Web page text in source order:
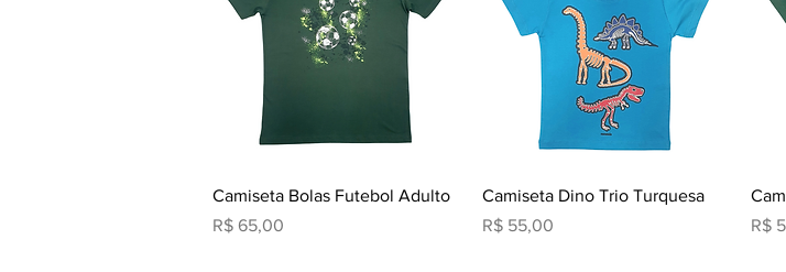
Visualização rápida
Camiseta Bolas Futebol Adulto
Preço
R$ 65,00
Visualização rápida
Camiseta Dino Trio Turquesa
Preço
R$ 55,00 R$